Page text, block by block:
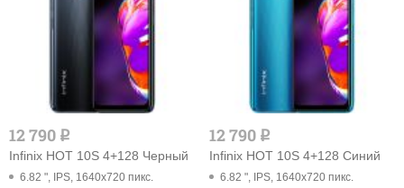
12 790 q
Infinix HOT 10S 4+128 Черный
6.82 ", IPS, 1640x720 пикс.
12 790 q
Infinix HOT 10S 4+128 Синий
6.82 ", IPS, 1640x720 пикс.